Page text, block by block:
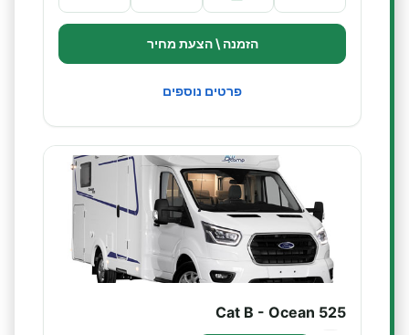
הזמנה \ הצעת מחיר
פרטים נוספים
Cat B - Ocean 525